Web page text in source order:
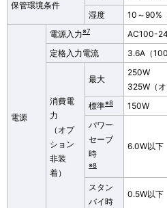
保管環境条件
湿度
10～90%
電源
電源入力※7
AC100-
定格入力電流
3.6A（
消費電
力
（オプ
ション
非装
着）
最大
250W
325W（オ
標準※8
150W
パワー
セーブ
時
※8
6.0W以下
スタン
バイ時
0.5W以下